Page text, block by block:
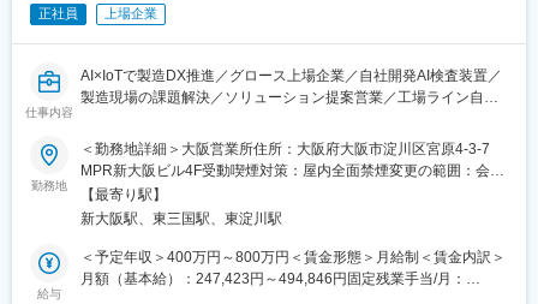
◎設備販売（ユーザー様向け）
・プロジェクトマネジメント：設計から立ち上げまで、各工程の
進捗管理と顧客窓口を担当
AI活用を見据えたハードウェア構成の提案
◎設計BPO（ビルダー様向け）
・設計ニーズの具体化： 機械・電気・制御・ソフトのどの領域で
技術・リソースが不足しているかを技術的視点で深掘り
・業務スコープの調整： パーツ設計から全体設計まで、顧客の状
況に合わせた最適な受託範囲の定義と契約締結
・ブリッジマネジメント： 顧客の設計意図を正確に理解し、自社
正社員 上場企業
仕事内容
AI×IoTで製造DX推進／グロース上場企業／自社開発AI検査装置／
製造現場の課題解決／ソリューション提案営業／工場ライン自動
ズで成長機会豊富
■業務内容
当社が開発・提供するAI検査装置や自動化設備の装置提案営業を
お任せします。単なるプロダクトの提供ではなく、顧客の生産課
題を深く理解した上で、ソリューション型の提案を行う営業スタ
イルです。新規開拓営業として担当エリアを持ち、クライアント
の課題のヒアリングから技術検証業務、外観検査装置の顧客に最
勤務地
＜勤務地詳細＞大阪営業所住所：大阪府大阪市淀川区宮原4-3-7
MPR新大阪ビル4F受動喫煙対策：屋内全面禁煙変更の範囲：会社
の定める事業所
【最寄り駅】
新大阪駅、東三国駅、東淀川駅
給与
＜予定年収＞400万円～800万円＜賃金形態＞月給制＜賃金内訳＞
月額（基本給）：247,423円～494,846円固定残業手当/月：